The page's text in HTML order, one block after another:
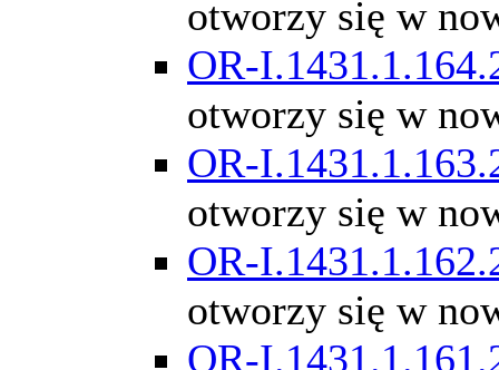
otworzy się w
OR-
otworzy się w
OR-
otworzy się w
OR-
otworzy się w
OR-